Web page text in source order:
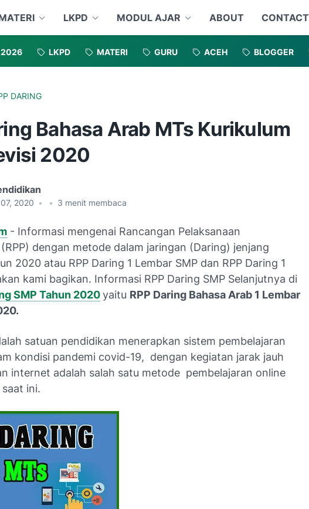
LKPD MODUL AJAR ABOUT CONTACT
2026 LKPD MATERI GURU ACEH BLOGGER
DARING
Bahasa Arab MTs Kurikulum
2020
2020 • • 3 menit membaca
- Informasi mengenai Rancangan Pelaksanaan
dengan metode dalam jaringan (Daring) jenjang
2020 atau RPP Daring 1 Lembar SMP dan RPP Daring 1
kami bagikan. Informasi RPP Daring SMP Selanjutnya di
SMP Tahun 2020yaitu RPP Daring Bahasa Arab 1 Lembar
satuan pendidikan menerapkan sistem pembelajaran
kondisi pandemi covid-19, dengan kegiatan jarak jauh
internet adalah salah satu metode pembelajaran online
ini.